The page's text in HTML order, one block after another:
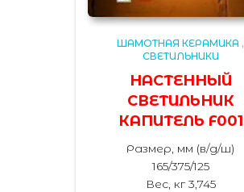
ШАМОТНАЯ КЕРАМИКА ,
СВЕТИЛЬНИКИ
НАСТЕННЫЙ
СВЕТИЛЬНИК
КАПИТЕЛЬ F001
Размер, мм (в/д/ш)
165/375/125
Вес, кг 3,745